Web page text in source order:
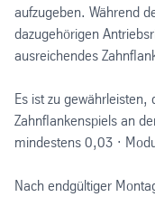
aufzugeben. Während
dazugehörigen
ausreichendes
Es ist zu gewährleisten,
Zahnflankenspiels an
mindestens 0,03 ·
Nach endgültiger